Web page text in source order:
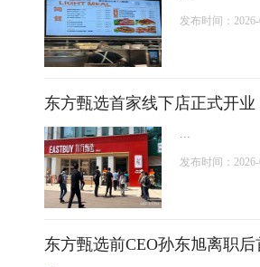
发布时间：2026-
东方甄选首家线下店正式开
...
发布时间：2026-
东方甄选前CEO孙东旭离职